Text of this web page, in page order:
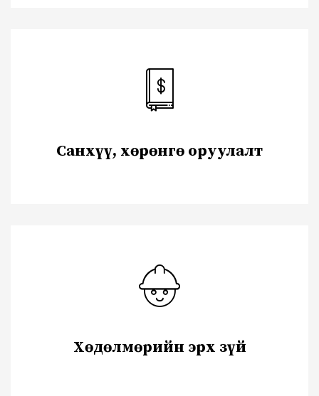
Санхүү, хөрөнгө оруулалт
Хөдөлмөрийн эрх зүй